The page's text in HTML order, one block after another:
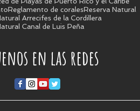
Reglamento de coralesReserva Natural
Arrecifes de la Cordillera
Canal de Luis Peña
en las redes